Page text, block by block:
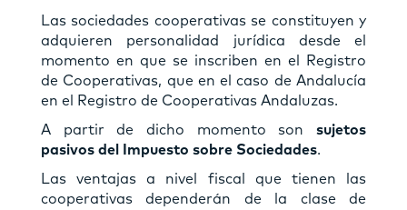
Las sociedades cooperativas se constituyen y
adquieren personalidad jurídica desde el
momento en que se inscriben en el Registro
de Cooperativas, que en el caso de Andalucía
en el Registro de Cooperativas Andaluzas.
A partir de dicho momento son sujetos
pasivos del Impuesto sobre Sociedades.
Las ventajas a nivel fiscal que tienen las
cooperativas dependerán de la clase de